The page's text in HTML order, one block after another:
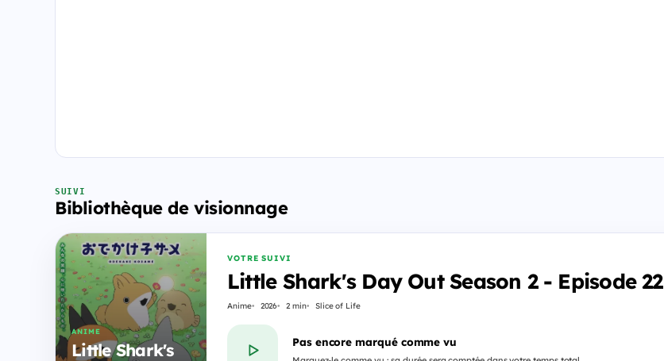
SUIVI
Bibliothèque de visionnage
ANIME
Little Shark's
VOTRE SUIVI
Little Shark's Day Out Season 2 - Episode 22
Anime 2026 2 min Slice of Life
Pas encore marqué comme vu